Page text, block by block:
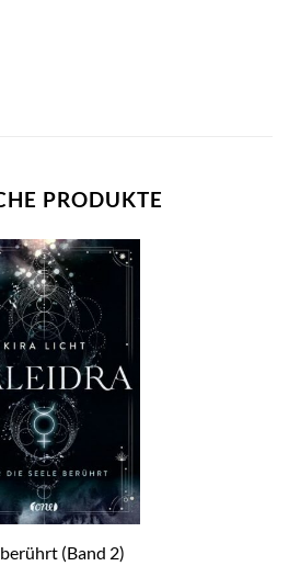
PRODUKTE
(Band 2)